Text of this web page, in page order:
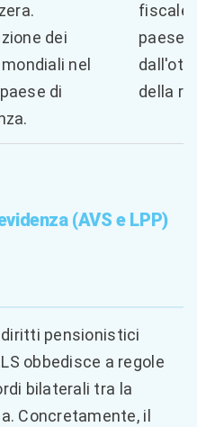
dei
nel
di
fiscale
paese,
della
(AVS e LPP)
pensionistici
obbedisce a regole
bilaterali tra la
Concretamente, il